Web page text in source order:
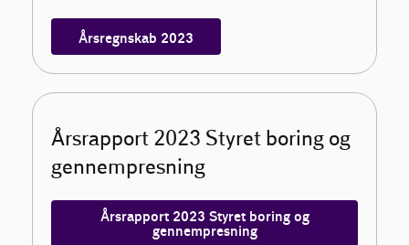
Årsregnskab 2023
Årsrapport 2023 Styret boring og
gennempresning
Årsrapport 2023 Styret boring og
gennempresning